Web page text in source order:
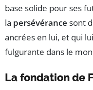
base solide pour ses
la persévérance sont
ancrées en lui, et qui
fulgurante dans le
La fondation de